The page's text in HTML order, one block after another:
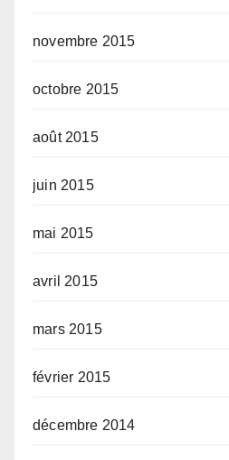
novembre 2015
octobre 2015
août 2015
juin 2015
mai 2015
avril 2015
mars 2015
février 2015
décembre 2014